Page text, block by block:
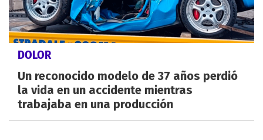
DOLOR
Un reconocido modelo de 37 años perdió
la vida en un accidente mientras
trabajaba en una producción